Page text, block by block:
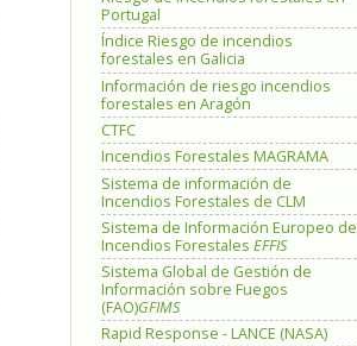
Portugal
Índice Riesgo de incendios
forestales en Galicia
Información de riesgo incendios
forestales en Aragón
CTFC
Incendios Forestales MAGRAMA
Sistema de información de
Incendios Forestales de CLM
Sistema de Información Europeo de
Incendios Forestales EFFIS
Sistema Global de Gestión de
Información sobre Fuegos
(FAO)GFIMS
Rapid Response - LANCE (NASA)